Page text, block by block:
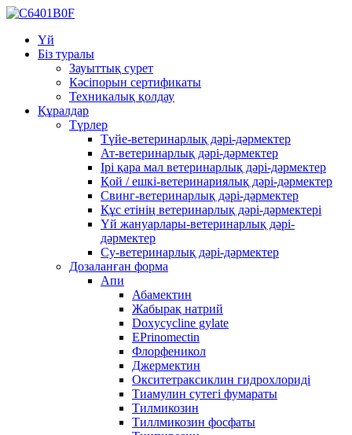
Үй
Біз туралы
Зауыттық сурет
Кәсіпорын сертификаты
Техникалық қолдау
Құралдар
Түрлер
Түйе-ветеринарлық дәрі-дәрмектер
Ат-ветеринарлық дәрі-дәрмектер
Ірі қара мал ветеринарлық дәрі-дәрмектер
Қой / ешкі-ветеринариялық дәрі-дәрмектер
Свинг-ветеринарлық дәрі-дәрмектер
Құс етінің ветеринарлық дәрі-дәрмектері
Үй жануарлары-ветеринарлық дәрі-
дәрмектер
Су-ветеринарлық дәрі-дәрмектер
Дозаланған форма
Апи
Абамектин
Жабырақ натрий
Doxycycline gylate
EPrinomectin
Флорфеникол
Джермектин
Окситетраксиклин гидрохлориді
Тиамулин сутегі фумараты
Тилмикозин
Тиллмикозин фосфаты